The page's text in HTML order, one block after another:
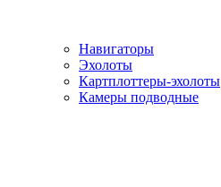
Навигаторы
Эхолоты
Картплоттеры-эхолоты
Камеры подводные